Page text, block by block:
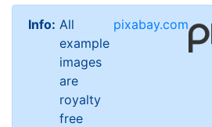
Info: All
example
images
are
royalty
free
pixabay.com